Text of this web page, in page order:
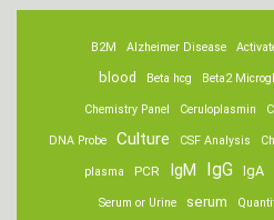
Alzheimer Disease
B2M
Beta2
Beta hcg
blood
Ceruloplasmin
Chemistry Panel
CSF Analysis
Culture
DNA Probe
IgA
IgG
IgM
PCR
plasma
serum
Serum or Urine